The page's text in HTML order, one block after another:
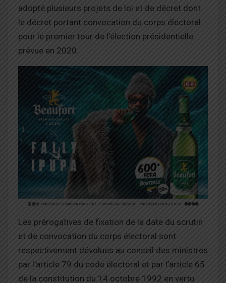
adopté plusieurs projets de loi et de décret dont
le décret portant convocation du corps électoral
pour le premier tour de l’élection présidentielle
prévue en 2020.
Les prérogatives de fixation de la date du scrutin
et de convocation du corps électoral sont
respectivement dévolues au conseil des ministres
par l’article 79 du code électoral et par l’article 65
de la constitution du 14 octobre 1992 en vertu